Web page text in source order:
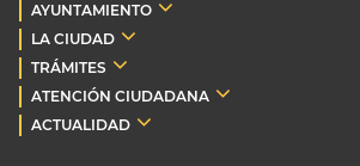
AYUNTAMIENTO
LA CIUDAD
TRÁMITES
ATENCIÓN CIUDADANA
ACTUALIDAD